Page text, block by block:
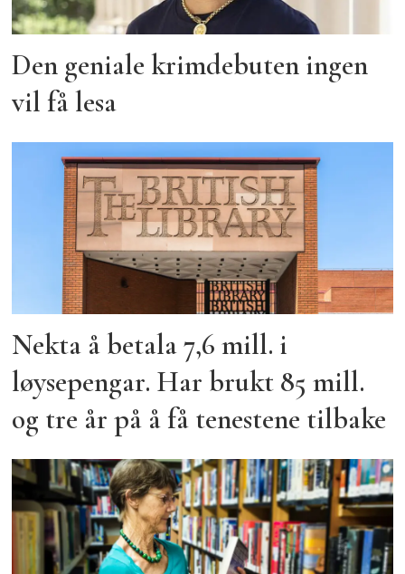
Den geniale krimdebuten ingen
vil få lesa
Nekta å betala 7,6 mill. i
løysepengar. Har brukt 85 mill.
og tre år på å få tenestene tilbake